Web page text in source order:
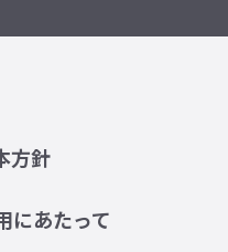
方針
にあたって